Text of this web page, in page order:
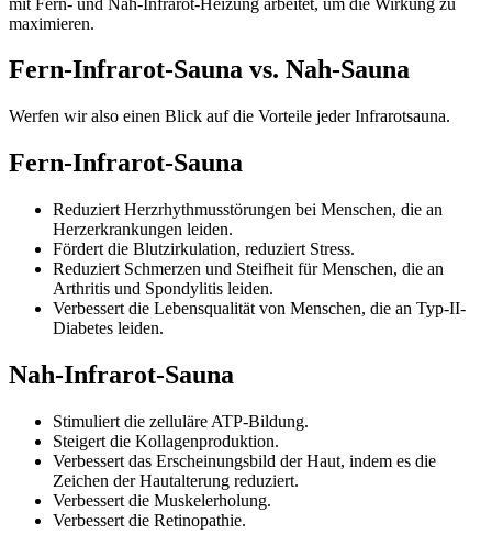
maximieren.
Fern-Infrarot-Sauna vs. Nah-Sauna
Werfen wir also einen Blick auf die Vorteile jeder Infrarotsauna.
Fern-Infrarot-Sauna
Reduziert Herzrhythmusstörungen bei Menschen, die an
Herzerkrankungen leiden.
Fördert die Blutzirkulation, reduziert Stress.
Reduziert Schmerzen und Steifheit für Menschen, die an
Arthritis und Spondylitis leiden.
Verbessert die Lebensqualität von Menschen, die an Typ-II-
Diabetes leiden.
Nah-Infrarot-Sauna
Stimuliert die zelluläre ATP-Bildung.
Steigert die Kollagenproduktion.
Verbessert das Erscheinungsbild der Haut, indem es die
Zeichen der Hautalterung reduziert.
Verbessert die Muskelerholung.
Verbessert die Retinopathie.